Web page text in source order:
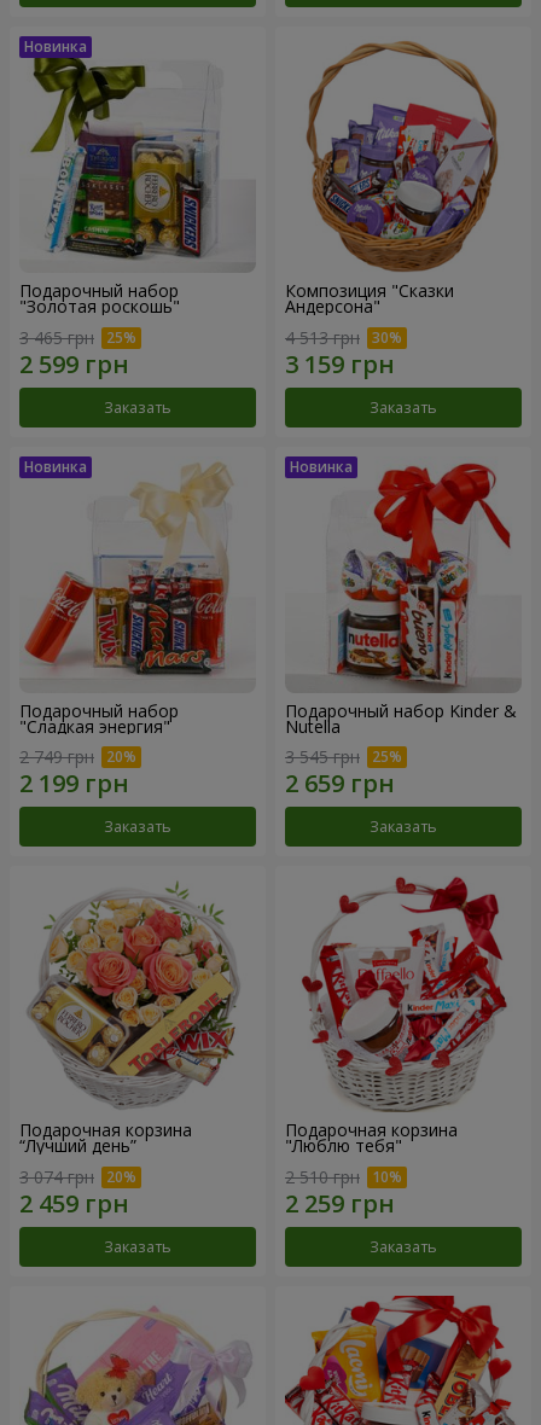
Подарочный набор
"Золотая роскошь"
3 465 грн
Заказать
Композиция "Сказки
Андерсона"
4 513 грн
Заказать
Подарочный набор
"Сладкая энергия"
2 749 грн
Заказать
Подарочный набор Kinder &
Nutella
3 545 грн
Заказать
Подарочная корзина
“Лучший день”
3 074 грн
Заказать
Подарочная корзина
"Люблю тебя"
2 510 грн
Заказать